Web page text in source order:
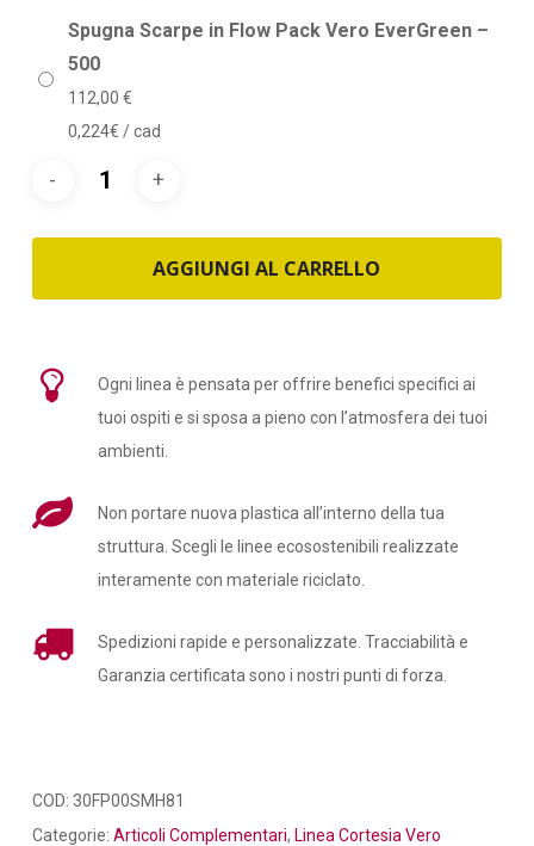
Spugna Scarpe in Flow Pack Vero EverGreen –
500
112,00 €
0,224€ / cad
AGGIUNGI AL CARRELLO
Ogni linea è pensata per offrire benefici specifici ai
tuoi ospiti e si sposa a pieno con l’atmosfera dei tuoi
ambienti.
Non portare nuova plastica all’interno della tua
struttura. Scegli le linee ecosostenibili realizzate
interamente con materiale riciclato.
Spedizioni rapide e personalizzate. Tracciabilità e
Garanzia certificata sono i nostri punti di forza.
COD: 30FP00SMH81
Categorie: Articoli Complementari, Linea Cortesia Vero